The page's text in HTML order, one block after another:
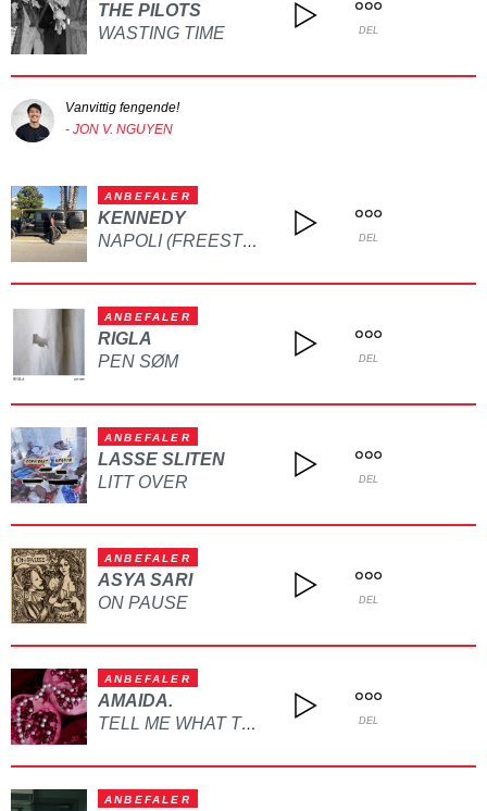
THE PILOTS
WASTING TIME
DEL
Vanvittig fengende!
- JON V. NGUYEN
ANBEFALER
KENNEDY
NAPOLI (FREESTYLE) DEL
ANBEFALER
RIGLA
PEN SØM
DEL
ANBEFALER
LASSE SLITEN
LITT OVER
DEL
ANBEFALER
ASYA SARI
ON PAUSE
DEL
ANBEFALER
AMAIDA.
TELL ME WHAT TO DO DEL
ANBEFALER